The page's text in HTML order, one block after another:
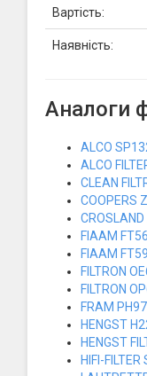
Вартість:
Наявність:
Аналоги
ALCO
ALCO
CLEAN
COOPERS
FIAAM
FIAAM
FILTRON
FILTRON
FRAM
HENGST
HENGST
HIFI-